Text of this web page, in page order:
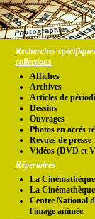
Recherches
collections
Affiches
Archives
Articles de
Dessins
Ouvrages
Photos en accés
Revues de presse
Vidéos (DVD et
Répertoires
La
La
Centre National
l'image animée